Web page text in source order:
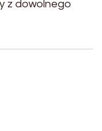
z dowolnego